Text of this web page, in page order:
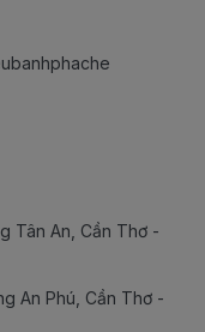
Tân An, Cần Thơ -
An Phú, Cần Thơ -